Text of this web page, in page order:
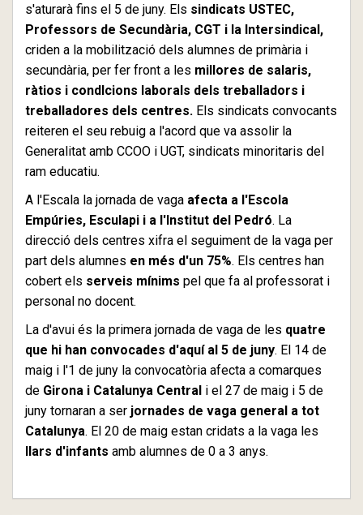
s'aturarà fins el 5 de juny. Els sindicats USTEC,
Professors de Secundària, CGT i la Intersindical,
criden a la mobilització dels alumnes de primària i
secundària, per fer front a les millores de salaris,
ràtios i condIcions laborals dels treballadors i
treballadores dels centres. Els sindicats convocants
reiteren el seu rebuig a l'acord que va assolir la
Generalitat amb CCOO i UGT, sindicats minoritaris del
ram educatiu.
A l'Escala la jornada de vaga afecta a l'Escola
Empúries, Esculapi i a l'Institut del Pedró. La
direcció dels centres xifra el seguiment de la vaga per
part dels alumnes en més d'un 75%. Els centres han
cobert els serveis mínims pel que fa al professorat i
personal no docent.
La d'avui és la primera jornada de vaga de les quatre
que hi han convocades d'aquí al 5 de juny. El 14 de
maig i l'1 de juny la convocatòria afecta a comarques
de Girona i Catalunya Central i el 27 de maig i 5 de
juny tornaran a ser jornades de vaga general a tot
Catalunya. El 20 de maig estan cridats a la vaga les
llars d'infants amb alumnes de 0 a 3 anys.